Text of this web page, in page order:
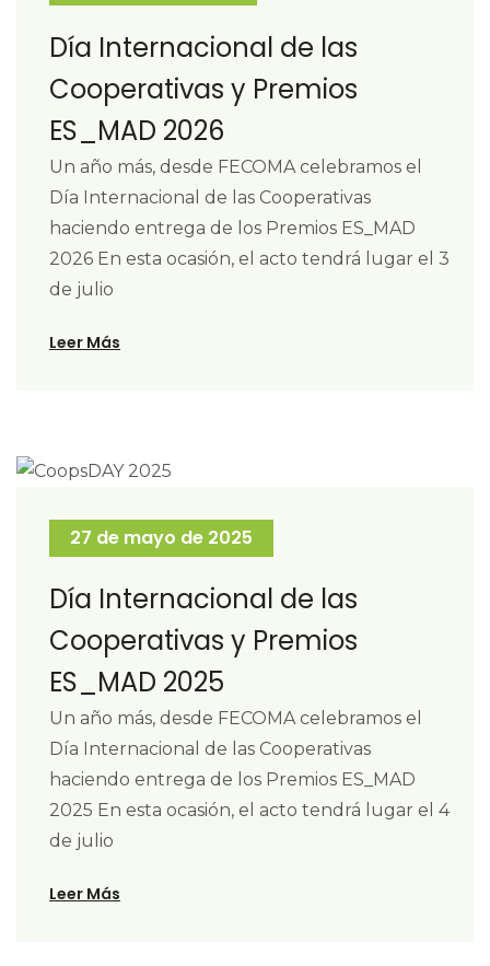
Día Internacional de las
Cooperativas y Premios
ES_MAD 2026
Un año más, desde FECOMA celebramos el
Día Internacional de las Cooperativas
haciendo entrega de los Premios ES_MAD
2026 En esta ocasión, el acto tendrá lugar el 3
de julio
Leer Más
27 de mayo de 2025
Día Internacional de las
Cooperativas y Premios
ES_MAD 2025
Un año más, desde FECOMA celebramos el
Día Internacional de las Cooperativas
haciendo entrega de los Premios ES_MAD
2025 En esta ocasión, el acto tendrá lugar el 4
de julio
Leer Más